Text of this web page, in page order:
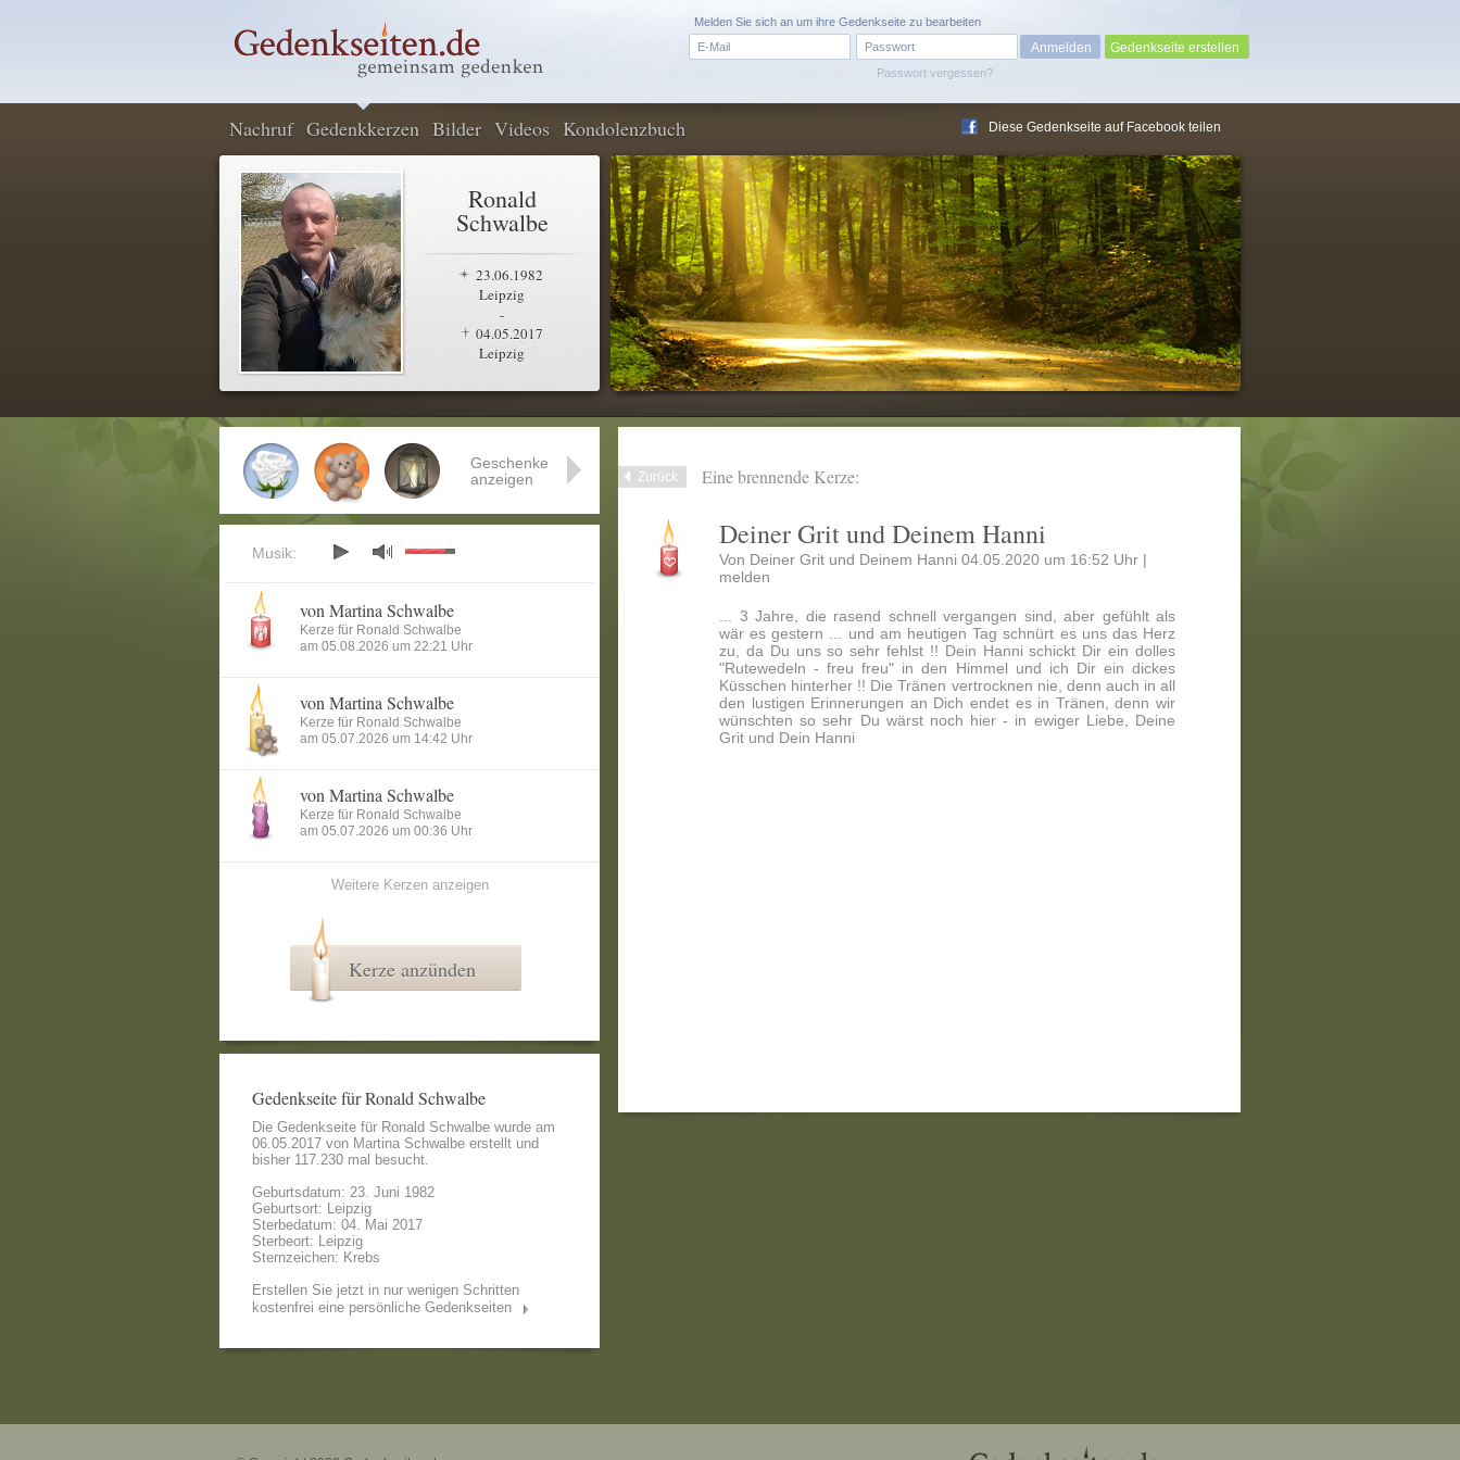
Passwort vergessen?
Melden Sie sich an um ihre Gedenkseite zu bearbeiten
Gedenkseite erstellen
Nachruf Gedenkkerzen Bilder Videos Kondolenzbuch Diese Gedenkseite auf Facebook teilen
Ronald
Schwalbe
23.06.1982
Leipzig
-
04.05.2017
Leipzig
Zurück Eine brennende Kerze:
Deiner Grit und Deinem Hanni
Von Deiner Grit und Deinem Hanni 04.05.2020 um 16:52 Uhr |
melden
... 3 Jahre, die rasend schnell vergangen sind, aber gefühlt als
wär es gestern ... und am heutigen Tag schnürt es uns das Herz
zu, da Du uns so sehr fehlst !! Dein Hanni schickt Dir ein dolles
"Rutewedeln - freu freu" in den Himmel und ich Dir ein dickes
Küsschen hinterher !! Die Tränen vertrocknen nie, denn auch in all
den lustigen Erinnerungen an Dich endet es in Tränen, denn wir
wünschten so sehr Du wärst noch hier - in ewiger Liebe, Deine
Grit und Dein Hanni
Geschenke
anzeigen
Musik:
von Martina Schwalbe
Kerze für Ronald Schwalbe
am 05.08.2026 um 22:21 Uhr
von Martina Schwalbe
Kerze für Ronald Schwalbe
am 05.07.2026 um 14:42 Uhr
von Martina Schwalbe
Kerze für Ronald Schwalbe
am 05.07.2026 um 00:36 Uhr
Weitere Kerzen anzeigen
Kerze anzünden
Gedenkseite für Ronald Schwalbe
Die Gedenkseite für Ronald Schwalbe wurde am
06.05.2017 von Martina Schwalbe erstellt und
bisher 117.230 mal besucht.
Geburtsdatum: 23. Juni 1982
Geburtsort: Leipzig
Sterbedatum: 04. Mai 2017
Sterbeort: Leipzig
Sternzeichen: Krebs
Erstellen Sie jetzt in nur wenigen Schritten
kostenfrei eine persönliche Gedenkseiten